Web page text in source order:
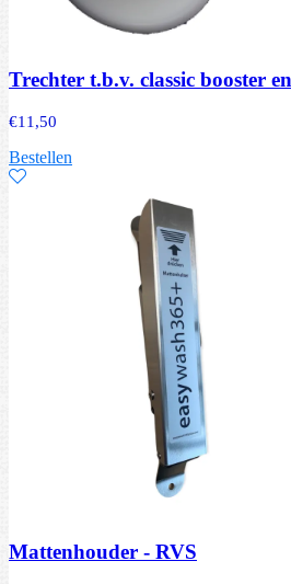
Trechter t.b.v. classic booster
€11,50
Bestellen
Mattenhouder - RVS